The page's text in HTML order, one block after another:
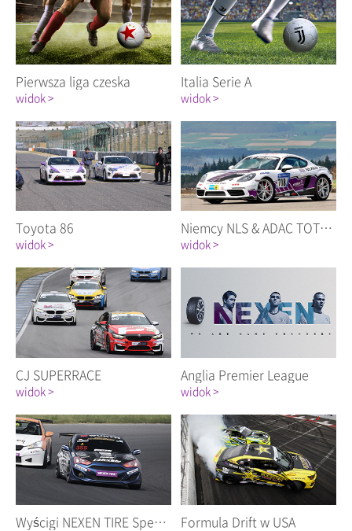
Pierwsza liga czeska
widok >
Italia Serie A
widok >
Toyota 86
widok >
Niemcy NLS & ADAC TOTAL 24-godzinnym wyścigu
widok >
CJ SUPERRACE
widok >
Anglia Premier League
widok >
Wyścigi NEXEN TIRE Speed Racing Formula Drift w USA